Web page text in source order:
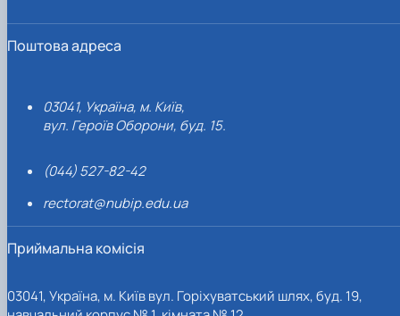
Поштова адреса
03041, Україна, м. Київ,
вул. Героїв Оборони, буд. 15.
(044) 527-82-42
rectorat@nubip.edu.ua
Приймальна комісія
03041, Україна, м. Київ вул. Горіхуватський шлях, буд. 19,